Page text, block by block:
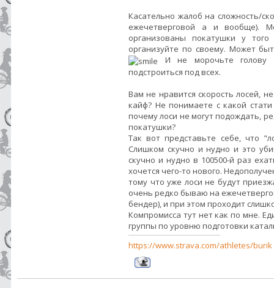
Касательно жалоб на сложность/
ежечетверговой а и вообще).
организованы покатушки у
организуйте по своему. Может
И не морочьте голову
подстроиться под всех.
Вам не нравится скорость лосей,
кайф? Не понимаете с какой
почему лоси не могут подождать,
покатушки?
Так вот представьте себе, что
Слишком скучно и нудно и это
скучно и нудно в 100500-й раз
хочется чего-то нового.
тому что уже лоси не будут
очень редко бываю на
бендер), и при этом проходит
Компромисса тут нет как по мне.
группы по уровню подготовки
https://www.strava.com/athletes/burik